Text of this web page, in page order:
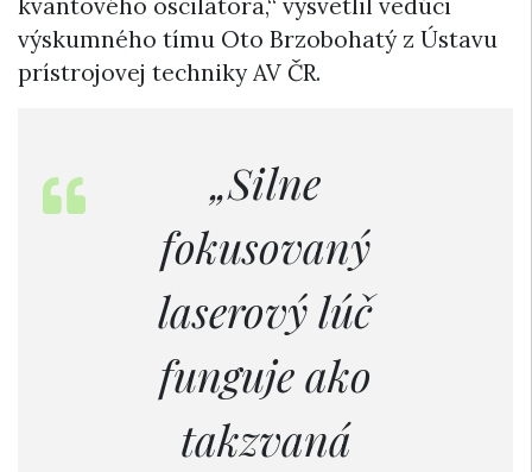
kvantového oscilátora,“ vysvetlil vedúci
výskumného tímu Oto Brzobohatý z Ústavu
prístrojovej techniky AV ČR.
„Silne
fokusovaný
laserový lúč
funguje ako
takzvaná